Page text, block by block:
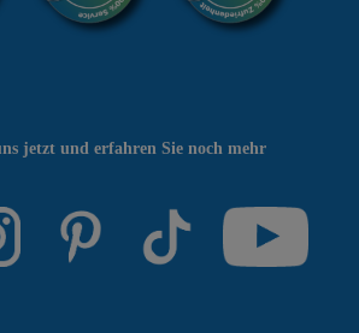
jetzt und erfahren Sie noch mehr